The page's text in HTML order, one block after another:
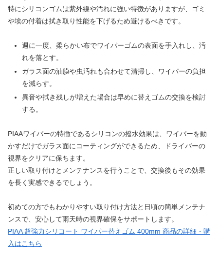
特にシリコンゴムは紫外線や汚れに強い特徴がありますが、ゴミ
や埃の付着は拭き取り性能を下げるため避けるべきです。
週に一度、柔らかい布でワイパーゴムの表面を手入れし、汚
れを落とす。
ガラス面の油膜や虫汚れも合わせて清掃し、ワイパーの負担
を減らす。
異音や拭き残しが増えた場合は早めに替えゴムの交換を検討
する。
PIAAワイパーの特徴であるシリコンの撥水効果は、ワイパーを動
かすだけでガラス面にコーティングができるため、ドライバーの
視界をクリアに保ちます。
正しい取り付けとメンテナンスを行うことで、交換後もその効果
を長く実感できるでしょう。
初めての方でもわかりやすい取り付け方法と日頃の簡単メンテナ
ンスで、安心して雨天時の視界確保をサポートします。
PIAA 超強力シリコート ワイパー替えゴム 400mm 商品の詳細・購
入はこちら